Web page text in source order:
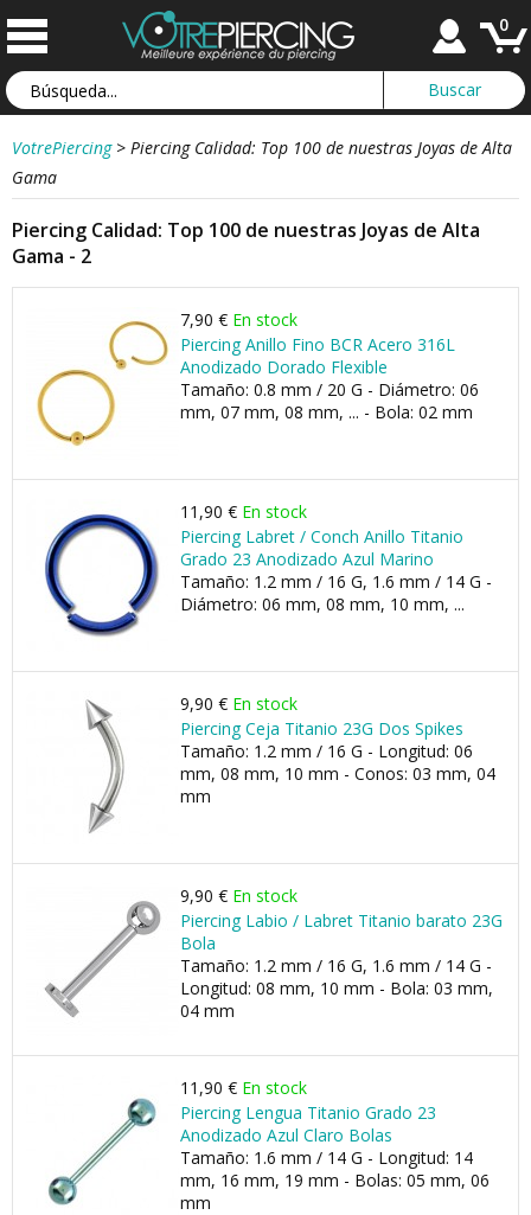
0
VotrePiercing > Piercing Calidad: Top 100 de nuestras Joyas de Alta
Gama
Piercing Calidad: Top 100 de nuestras Joyas de Alta
Gama - 2
7,90 € En stock
Piercing Anillo Fino BCR Acero 316L
Anodizado Dorado Flexible
Tamaño: 0.8 mm / 20 G - Diámetro: 06
mm, 07 mm, 08 mm, ... - Bola: 02 mm
11,90 € En stock
Piercing Labret / Conch Anillo Titanio
Grado 23 Anodizado Azul Marino
Tamaño: 1.2 mm / 16 G, 1.6 mm / 14 G -
Diámetro: 06 mm, 08 mm, 10 mm, ...
9,90 € En stock
Piercing Ceja Titanio 23G Dos Spikes
Tamaño: 1.2 mm / 16 G - Longitud: 06
mm, 08 mm, 10 mm - Conos: 03 mm, 04
mm
9,90 € En stock
Piercing Labio / Labret Titanio barato 23G
Bola
Tamaño: 1.2 mm / 16 G, 1.6 mm / 14 G -
Longitud: 08 mm, 10 mm - Bola: 03 mm,
04 mm
11,90 € En stock
Piercing Lengua Titanio Grado 23
Anodizado Azul Claro Bolas
Tamaño: 1.6 mm / 14 G - Longitud: 14
mm, 16 mm, 19 mm - Bolas: 05 mm, 06
mm